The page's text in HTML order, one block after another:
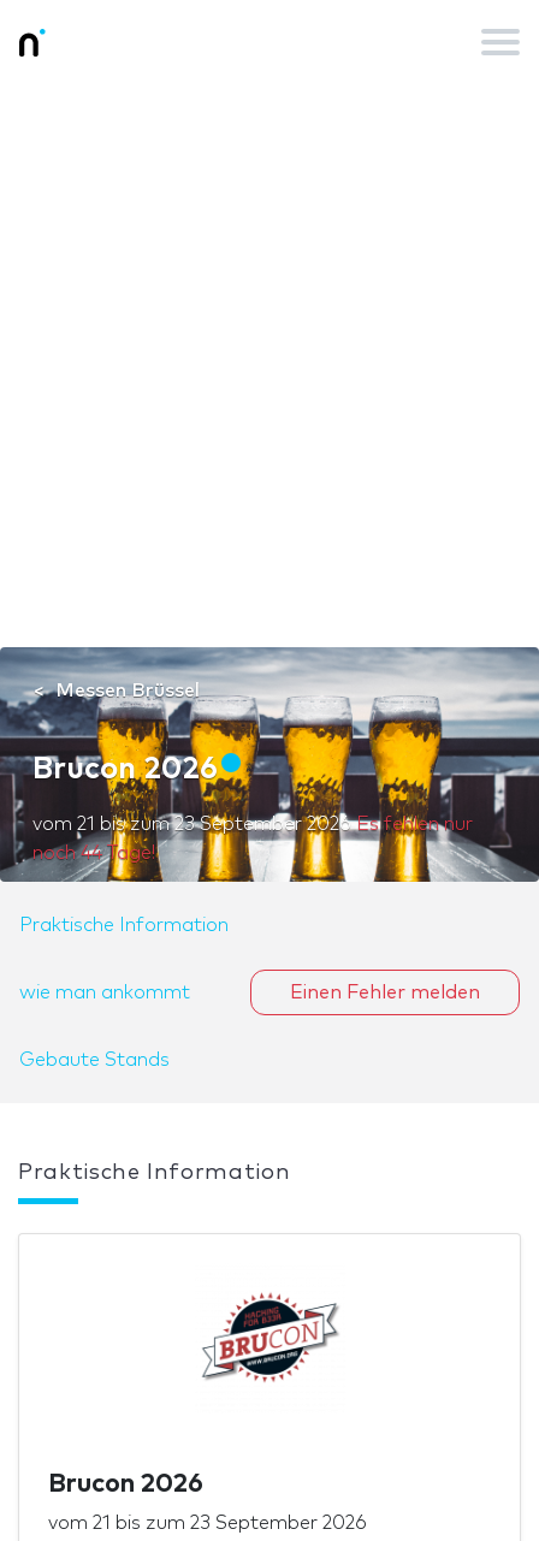
Messen Brüssel
Brucon 2026
vom 21 bis zum23 September 2026 Es fehlen nur
noch 44 Tage!
Praktische Information
wie man ankommt
Gebaute Stands
Einen Fehler melden
Praktische Information
Brucon 2026
vom 21 bis zum 23 September 2026